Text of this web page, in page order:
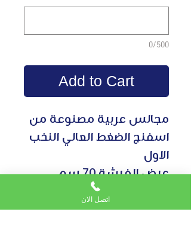
0/500
Add to Cart
مجالس عربية مصنوعة من
اسفنج الضغط العالي النخب
الاول
عرض الفرشة 70 سم
ارتفاع المسند 40 سم
سماكة المسند 8 سم
اتصل الان